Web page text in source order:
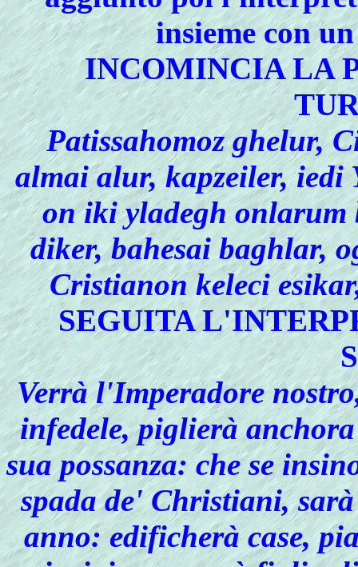
insieme con
INCOMINCIA LA
Patissahomoz ghelur,
almai alur, kapzeiler, iedi
on iki yladegh onlarum
diker, bahesai baghlar,
Cristianon keleci
SEGUITA
Verrà l'Imperadore
infedele, piglierà
sua possanza: che se
spada de' Christiani,
anno: edificherà case,